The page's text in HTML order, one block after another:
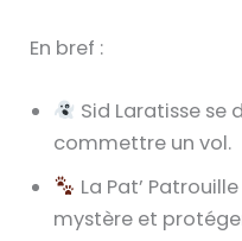
En bref :
Sid Laratisse se
commettre un vol.
La Pat’
mystère et